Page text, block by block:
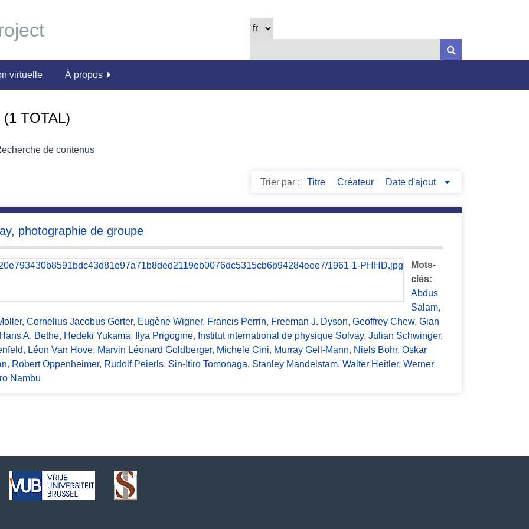
virtuelle À propos
TOTAL)
de contenus
Trier par : Titre Créateur Date d'ajout
photographie de groupe
Mots-
clés:
Abdus
Salam,
, Cornelius Jacobus Gorter, Eugène Wigner, Francis Perrin, Freeman J. Dyson, Geoffrey Chew, Gian
Hans A. Bethe, Hedeki Yukama, Ilya Prigogine, Institut international de physique Solvay, Julian Schwinger,
, Léon Van Hove, Marvin Léonard Goldberger, Michele Cini, Murray Gell-Mann, Niels Bohr, Oskar
, Robert Oppenheimer, Rudolf Peierls, Sin-Itiro Tomonaga, Stanley Mandelstam, Walter Heitler, Werner
Nambu